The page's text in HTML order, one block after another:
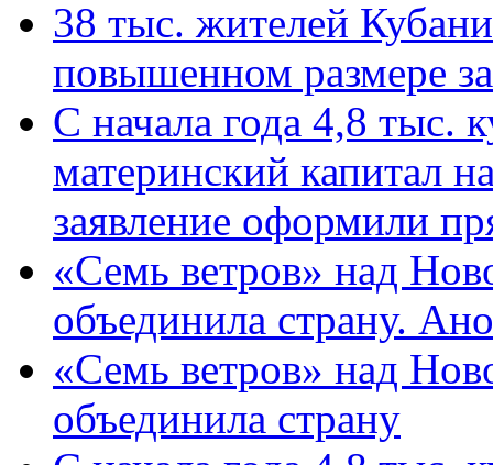
38 тыс. жителей
повышенном размере
С начала года 4,8 тыс.
материнский капитал
заявление оформили
«Семь ветров» над
объединила страну.
«Семь ветров» над
объединила страну